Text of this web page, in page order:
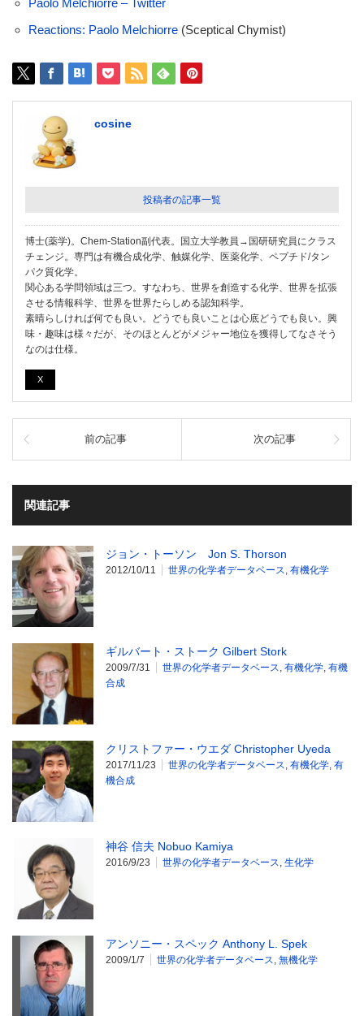
Paolo Melchiorre – Twitter
Reactions: Paolo Melchiorre(Sceptical Chymist)
cosine
投稿者の記事一覧
博士(薬学)。Chem-Station副代表。国立大学教員→国研研究員にクラス
チェンジ。専門は有機合成化学、触媒化学、医薬化学、ペプチド/タン
パク質化学。
関心ある学問領域は三つ。すなわち、世界を創造する化学、世界を拡張
させる情報科学、世界を世界たらしめる認知科学。
素晴らしければ何でも良い。どうでも良いことは心底どうでも良い。興
味・趣味は様々だが、そのほとんどがメジャー地位を獲得してなさそう
なのは仕様。
X
前の記事 次の記事
関連記事
ジョン・トーソン Jon S. Thorson
2012/10/11 世界の化学者データベース, 有機化学
ギルバート・ストーク Gilbert Stork
2009/7/31 世界の化学者データベース, 有機化学, 有機
合成
クリストファー・ウエダ Christopher Uyeda
2017/11/23 世界の化学者データベース, 有機化学, 有
機合成
神谷 信夫 Nobuo Kamiya
2016/9/23 世界の化学者データベース, 生化学
アンソニー・スペック Anthony L. Spek
2009/1/7 世界の化学者データベース, 無機化学